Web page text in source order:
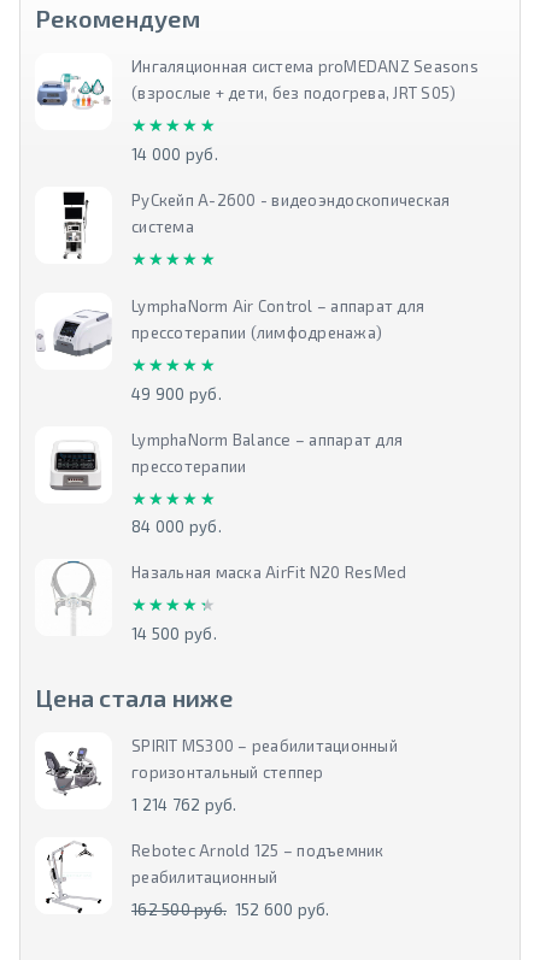
Рекомендуем
Ингаляционная система proMEDANZ Seasons
(взрослые + дети, без подогрева, JRT S05)
★★★★★
★★★★★
14 000 руб.
РуСкейп А-2600 - видеоэндоскопическая
система
★★★★★
★★★★★
LymphaNorm Air Control – аппарат для
прессотерапии (лимфодренажа)
★★★★★
★★★★★
49 900 руб.
LymphaNorm Balance – аппарат для
прессотерапии
★★★★★
★★★★★
84 000 руб.
Назальная маска AirFit N20 ResMed
★★★★★
★★★★★
14 500 руб.
Цена стала ниже
SPIRIT MS300 – реабилитационный
горизонтальный степпер
1 214 762 руб.
Rebotec Arnold 125 – подъемник
реабилитационный
162 500 руб. 152 600 руб.